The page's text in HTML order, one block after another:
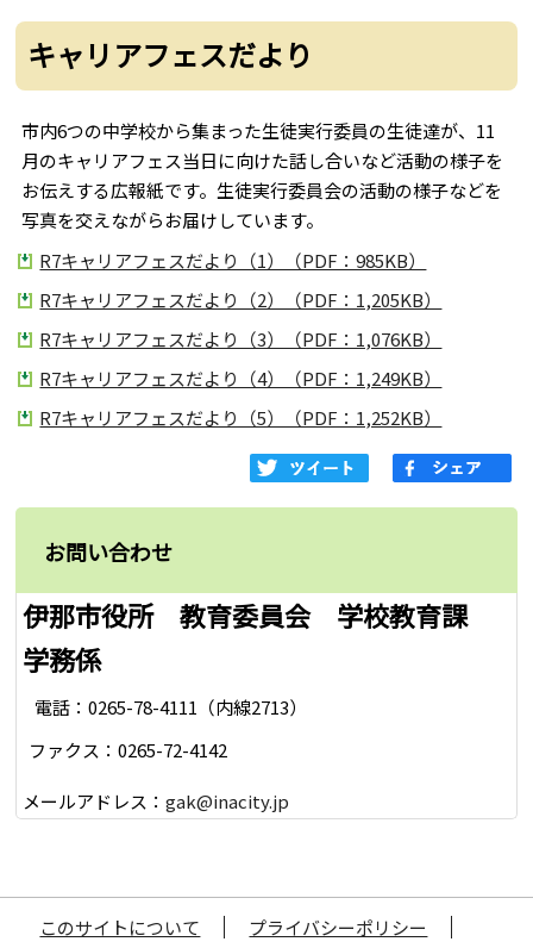
キャリアフェスだより
市内6つの中学校から集まった生徒実行委員の生徒達が、11
月のキャリアフェス当日に向けた話し合いなど活動の様子を
お伝えする広報紙です。生徒実行委員会の活動の様子などを
写真を交えながらお届けしています。
R7キャリアフェスだより（1）（PDF：985KB）
R7キャリアフェスだより（2）（PDF：1,205KB）
R7キャリアフェスだより（3）（PDF：1,076KB）
R7キャリアフェスだより（4）（PDF：1,249KB）
R7キャリアフェスだより（5）（PDF：1,252KB）
お問い合わせ
伊那市役所 教育委員会 学校教育課
学務係
電話：0265-78-4111（内線2713）
ファクス：0265-72-4142
メールアドレス：gak@inacity.jp
このサイトについて
プライバシーポリシー